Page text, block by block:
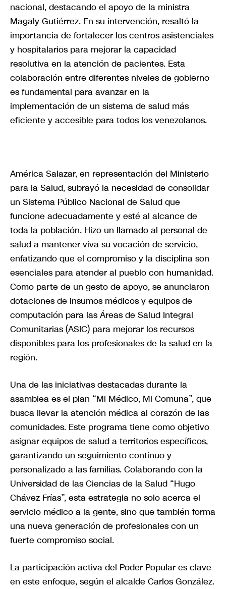
nacional, destacando el apoyo de la ministra
Magaly Gutiérrez. En su intervención, resaltó la
importancia de fortalecer los centros asistenciales
y hospitalarios para mejorar la capacidad
resolutiva en la atención de pacientes. Esta
colaboración entre diferentes niveles de gobierno
es fundamental para avanzar en la
implementación de un sistema de salud más
eficiente y accesible para todos los venezolanos.
América Salazar, en representación del Ministerio
para la Salud, subrayó la necesidad de consolidar
un Sistema Público Nacional de Salud que
funcione adecuadamente y esté al alcance de
toda la población. Hizo un llamado al personal de
salud a mantener viva su vocación de servicio,
enfatizando que el compromiso y la disciplina son
esenciales para atender al pueblo con humanidad.
Como parte de un gesto de apoyo, se anunciaron
dotaciones de insumos médicos y equipos de
computación para las Áreas de Salud Integral
Comunitarias (ASIC) para mejorar los recursos
disponibles para los profesionales de la salud en la
región.
Una de las iniciativas destacadas durante la
asamblea es el plan “Mi Médico, Mi Comuna”, que
busca llevar la atención médica al corazón de las
comunidades. Este programa tiene como objetivo
asignar equipos de salud a territorios específicos,
garantizando un seguimiento continuo y
personalizado a las familias. Colaborando con la
Universidad de las Ciencias de la Salud “Hugo
Chávez Frías”, esta estrategia no solo acerca el
servicio médico a la gente, sino que también forma
una nueva generación de profesionales con un
fuerte compromiso social.
La participación activa del Poder Popular es clave
en este enfoque, según el alcalde Carlos González.